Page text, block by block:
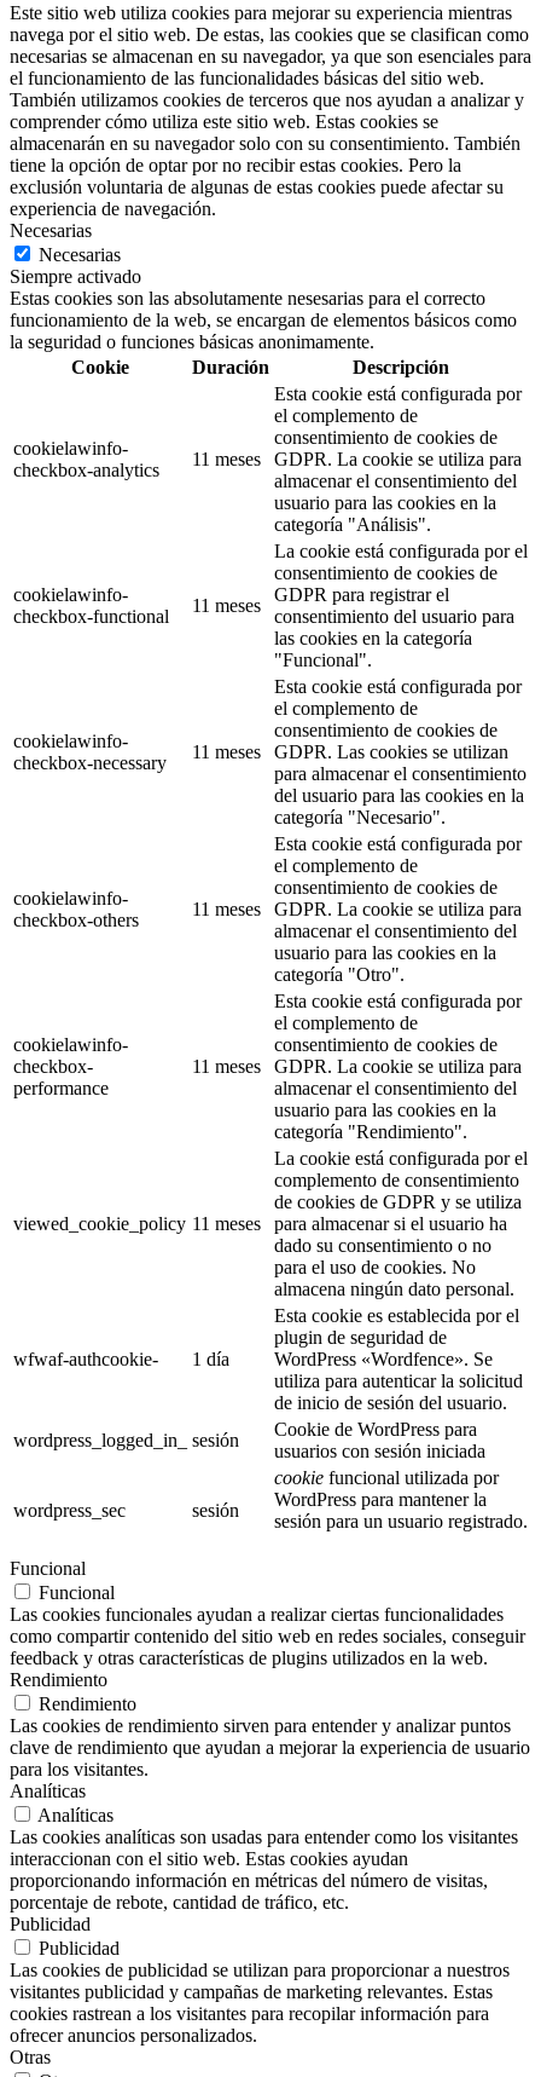
Este sitio web utiliza cookies para mejorar su experiencia mientras
navega por el sitio web. De estas, las cookies que se clasifican como
necesarias se almacenan en su navegador, ya que son esenciales para
el funcionamiento de las funcionalidades básicas del sitio web.
También utilizamos cookies de terceros que nos ayudan a analizar y
comprender cómo utiliza este sitio web. Estas cookies se
almacenarán en su navegador solo con su consentimiento. También
tiene la opción de optar por no recibir estas cookies. Pero la
exclusión voluntaria de algunas de estas cookies puede afectar su
experiencia de navegación.
Necesarias
Necesarias
Siempre activado
Estas cookies son las absolutamente nesesarias para el correcto
funcionamiento de la web, se encargan de elementos básicos como
la seguridad o funciones básicas anonimamente.
Cookie
Duración Descripción
cookielawinfo-
checkbox-analytics
11 meses
Esta cookie está configurada por
el complemento de
consentimiento de cookies de
GDPR. La cookie se utiliza para
almacenar el consentimiento del
usuario para las cookies en la
categoría "Análisis".
cookielawinfo-
checkbox-functional
11 meses
La cookie está configurada por el
consentimiento de cookies de
GDPR para registrar el
consentimiento del usuario para
las cookies en la categoría
"Funcional".
cookielawinfo-
checkbox-necessary
11 meses
Esta cookie está configurada por
el complemento de
consentimiento de cookies de
GDPR. Las cookies se utilizan
para almacenar el consentimiento
del usuario para las cookies en la
categoría "Necesario".
cookielawinfo-
checkbox-others
11 meses
Esta cookie está configurada por
el complemento de
consentimiento de cookies de
GDPR. La cookie se utiliza para
almacenar el consentimiento del
usuario para las cookies en la
categoría "Otro".
cookielawinfo-
checkbox-
performance
11 meses
Esta cookie está configurada por
el complemento de
consentimiento de cookies de
GDPR. La cookie se utiliza para
almacenar el consentimiento del
usuario para las cookies en la
categoría "Rendimiento".
viewed_cookie_policy 11 meses
La cookie está configurada por el
complemento de consentimiento
de cookies de GDPR y se utiliza
para almacenar si el usuario ha
dado su consentimiento o no
para el uso de cookies. No
almacena ningún dato personal.
wfwaf-authcookie- 1 día
Esta cookie es establecida por el
plugin de seguridad de
WordPress «Wordfence». Se
utiliza para autenticar la solicitud
de inicio de sesión del usuario.
wordpress_logged_in_
sesión
Cookie de WordPress para
usuarios con sesión iniciada
wordpress_sec sesión
cookie funcional utilizada por
WordPress para mantener la
sesión para un usuario registrado.
Funcional
Funcional
Las cookies funcionales ayudan a realizar ciertas funcionalidades
como compartir contenido del sitio web en redes sociales, conseguir
feedback y otras características de plugins utilizados en la web.
Rendimiento
Rendimiento
Las cookies de rendimiento sirven para entender y analizar puntos
clave de rendimiento que ayudan a mejorar la experiencia de usuario
para los visitantes.
Analíticas
Analíticas
Las cookies analíticas son usadas para entender como los visitantes
interaccionan con el sitio web. Estas cookies ayudan
proporcionando información en métricas del número de visitas,
porcentaje de rebote, cantidad de tráfico, etc.
Publicidad
Publicidad
Las cookies de publicidad se utilizan para proporcionar a nuestros
visitantes publicidad y campañas de marketing relevantes. Estas
cookies rastrean a los visitantes para recopilar información para
ofrecer anuncios personalizados.
Otras